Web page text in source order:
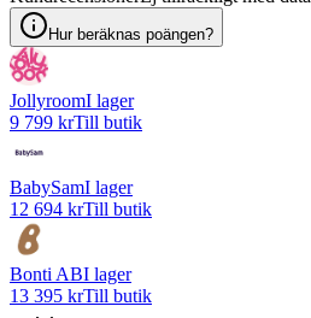
Hur beräknas poängen?
JollyroomI lager
9 799 krTill butik
BabySamI lager
12 694 krTill butik
Bonti ABI lager
13 395 krTill butik